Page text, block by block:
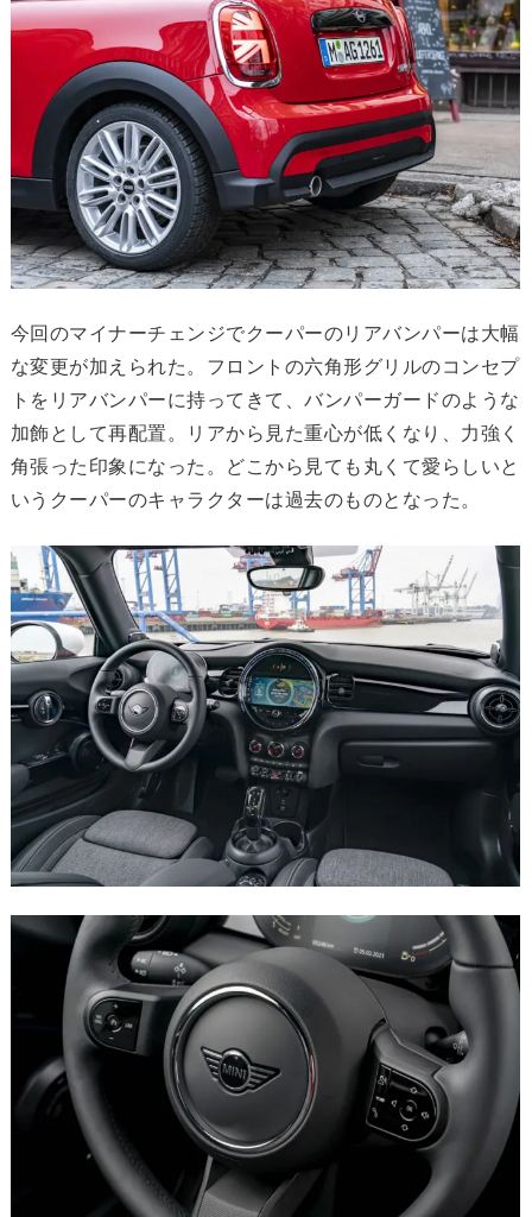
今回のマイナーチェンジでクーパーのリアバンパーは大幅
な変更が加えられた。フロントの六角形グリルのコンセプ
トをリアバンパーに持ってきて、バンパーガードのような
加飾として再配置。リアから見た重心が低くなり、力強く
角張った印象になった。どこから見ても丸くて愛らしいと
いうクーパーのキャラクターは過去のものとなった。